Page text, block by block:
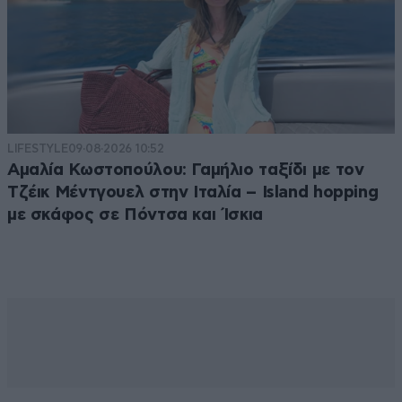
LIFESTYLE09·08·2026 10:52
Αμαλία Κωστοπούλου: Γαμήλιο ταξίδι με τον
Τζέικ Μέντγουελ στην Ιταλία – Island hopping
με σκάφος σε Πόντσα και Ίσκια